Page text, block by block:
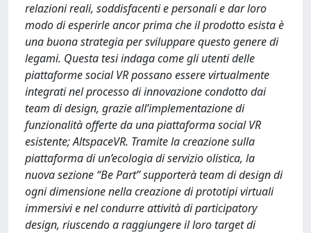
relazioni reali, soddisfacenti e personali e dar loro
modo di esperirle ancor prima che il prodotto esista è
una buona strategia per sviluppare questo genere di
legami. Questa tesi indaga come gli utenti delle
piattaforme social VR possano essere virtualmente
integrati nel processo di innovazione condotto dai
team di design, grazie all’implementazione di
funzionalità offerte da una piattaforma social VR
esistente; AltspaceVR. Tramite la creazione sulla
piattaforma di un’ecologia di servizio olistica, la
nuova sezione “Be Part” supporterà team di design di
ogni dimensione nella creazione di prototipi virtuali
immersivi e nel condurre attività di participatory
design, riuscendo a raggiungere il loro target di